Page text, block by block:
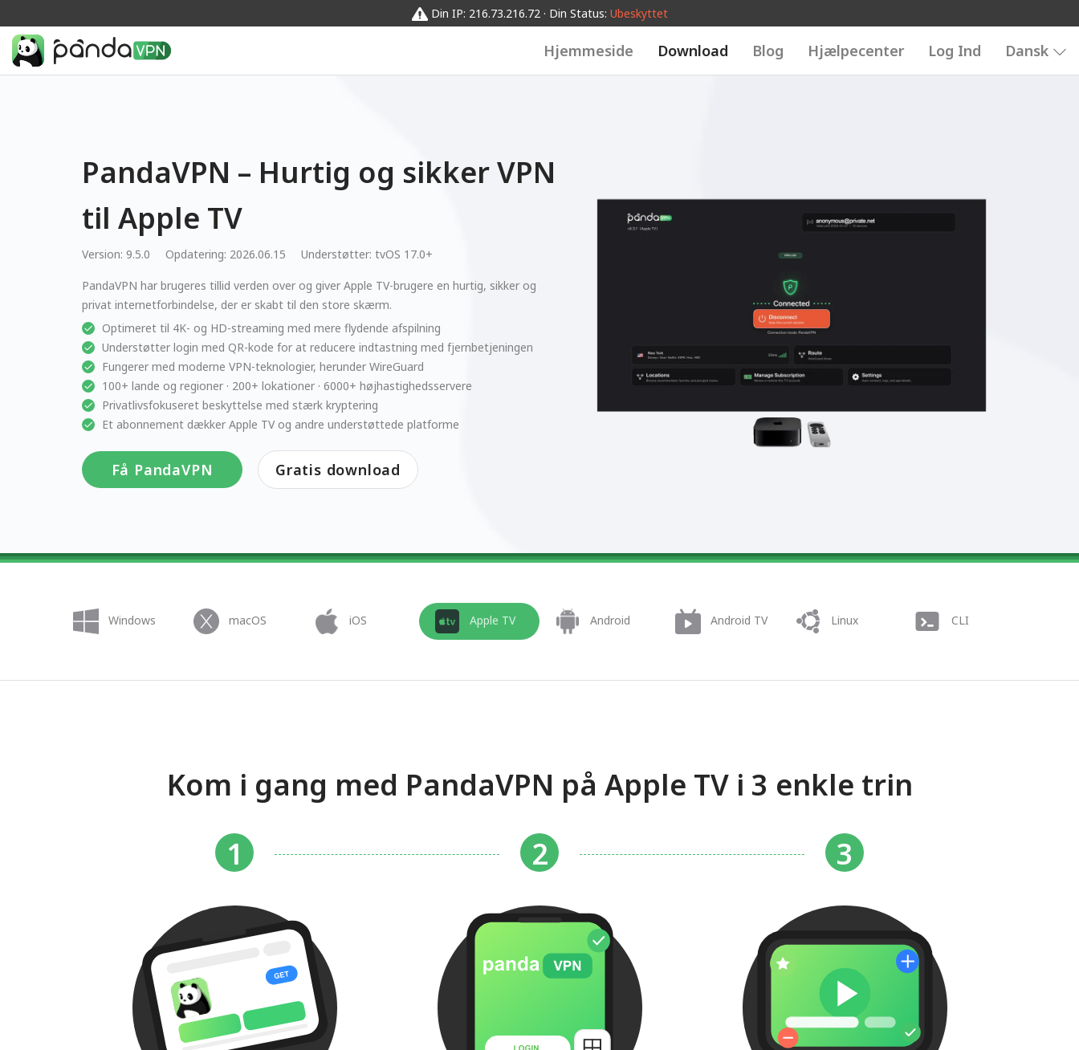
Din IP: 216.73.216.72 · Din Status: Ubeskyttet
Hjemmeside Download Blog Hjælpecenter Log Ind Dansk
PandaVPN – Hurtig og sikker VPN
til Apple TV
Version: 9.5.0 Opdatering: 2026.06.15 Understøtter: tvOS 17.0+
PandaVPN har brugeres tillid verden over og giver Apple TV-brugere en hurtig, sikker og
privat internetforbindelse, der er skabt til den store skærm.
Optimeret til 4K- og HD-streaming med mere flydende afspilning
Understøtter login med QR-kode for at reducere indtastning med fjernbetjeningen
Fungerer med moderne VPN-teknologier, herunder WireGuard
100+ lande og regioner · 200+ lokationer · 6000+ højhastighedsservere
Privatlivsfokuseret beskyttelse med stærk kryptering
Et abonnement dækker Apple TV og andre understøttede platforme
Få PandaVPN Gratis download
Windows macOS iOS Apple TV Android Android TV Linux CLI
Kom i gang med PandaVPN på Apple TV i 3 enkle trin